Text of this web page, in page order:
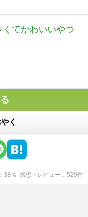
てかわいいやつ
く
38 ％ 感想・レビュー 529件